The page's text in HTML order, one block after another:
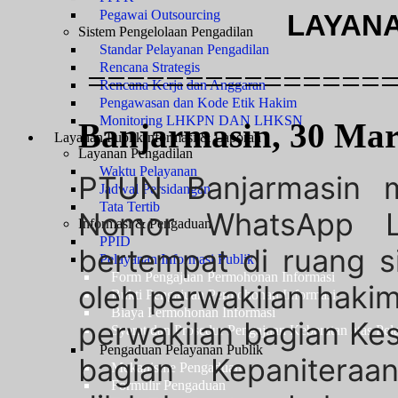
Pegawai Outsourcing
Sistem Pengelolaan Pengadilan
Standar Pelayanan Pengadilan
Rencana Strategis
Rencana Kerja dan Anggaran
Pengawasan dan Kode Etik Hakim
Monitoring LHKPN DAN LHKSN
Layanan Publik Informasi & Laporan
Layanan Pengadilan
Waktu Pelayanan
Jadwal Persidangan
Tata Tertib
Informasi & Pengaduan
PPID
Pelayanan Informasi Publik
Form Pengajuan Permohonan Informasi
Bukti Pengajuan Permohonan Informasi
Biaya Permohonan Informasi
Syarat dan Prosedur Pengajuan Keberatan atas
Pengaduan Pelayanan Publik
Mekanisme Pengaduan
Formulir Pengaduan
Banjarmasin, 30
PTUN Banjarmasin
Nomor WhatsApp
bertempat di ruang
oleh perwakilan
perwakilan bagian
bagian